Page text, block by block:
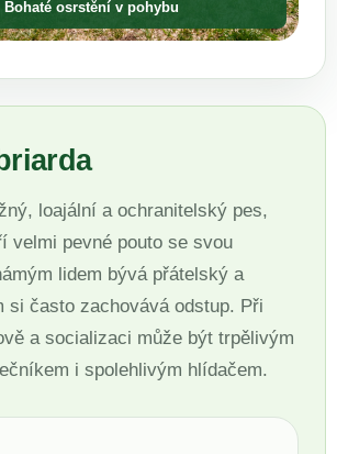
Bohaté osrstění v pohybu
loajální a ochranitelský pes,
velmi pevné pouto se svou
lidem bývá přátelský a
si často zachovává odstup. Při
a socializaci může být trpělivým
i spolehlivým hlídačem.